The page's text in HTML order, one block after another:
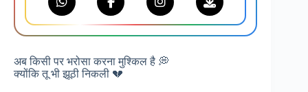
अब किसी पर भरोसा करना मुश्किल है 💭
क्योंकि तू भी झूठी निकली 💔